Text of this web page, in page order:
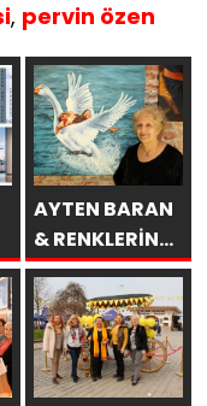
, pervin özen
AYTEN BARAN
& RENKLERİN
DİLİ